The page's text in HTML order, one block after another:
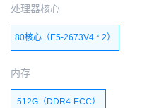
处理器核心
80核心（E5-2673V4 * 2）
内存
512G（DDR4-ECC）